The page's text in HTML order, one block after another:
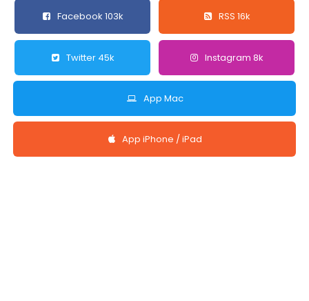
Facebook 103k RSS 16k
Twitter 45k Instagram 8k
App Mac
App iPhone / iPad